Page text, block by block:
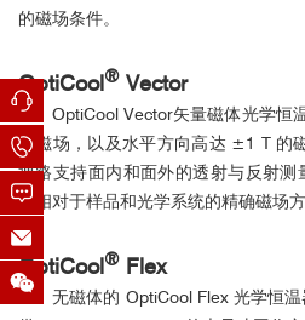
的磁场条件。
OptiCool® Vector
OptiCool Vector矢量磁体光学恒
的磁场，以及水平方向高达 ±1 T 的
通路支持面内和面外的透射与反射
现相对于样品和光学系统的精确磁场方
OptiCool® Flex
无磁体的 OptiCool Flex 光学恒
标准样品接线
三维位移器接线
Nature Physics
在本工作中作者使用Quantum
性测量系统PPMS DynaCool
超
平台-OptiCool 进行了电运输和vdW
2018年面世以来作为新型的强磁场
图3，GdTiO3材料光激发后的磁矩演
理示意图；(b) 时间分辨